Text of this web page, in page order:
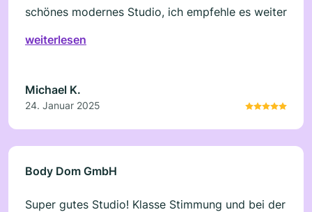
schönes modernes Studio, ich empfehle es weiter
weiterlesen
Michael K.
24. Januar 2025
Body Dom GmbH
Super gutes Studio! Klasse Stimmung und bei der